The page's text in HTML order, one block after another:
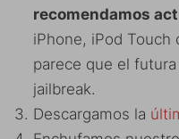
recomendamos
iPhone, iPod Touch
parece que el futura
jailbreak.
Descargamos la